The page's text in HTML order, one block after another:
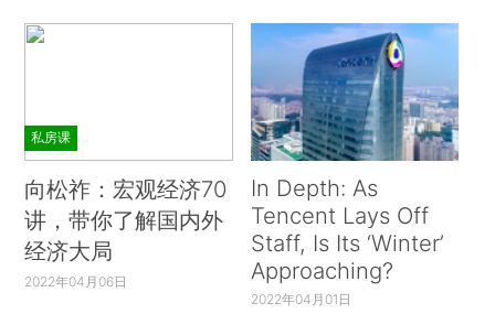
私房课
向松祚：宏观经济70
讲，带你了解国内外
经济大局
2022年04月06日
In Depth: As
Tencent Lays Off
Staff, Is Its ‘Winter’
Approaching?
2022年04月01日